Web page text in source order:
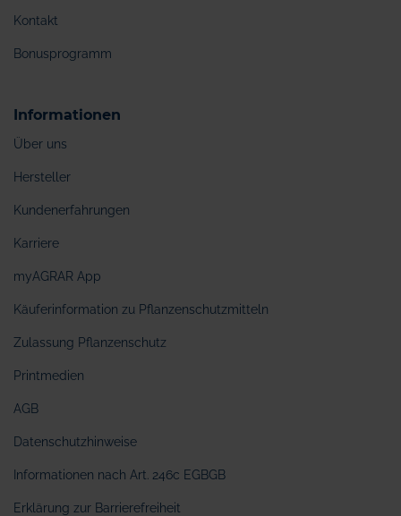
Kontakt
Bonusprogramm
Informationen
Über uns
Hersteller
Kundenerfahrungen
Karriere
myAGRAR App
Käuferinformation zu Pflanzenschutzmitteln
Zulassung Pflanzenschutz
Printmedien
AGB
Datenschutzhinweise
Informationen nach Art. 246c EGBGB
Erklärung zur Barrierefreiheit